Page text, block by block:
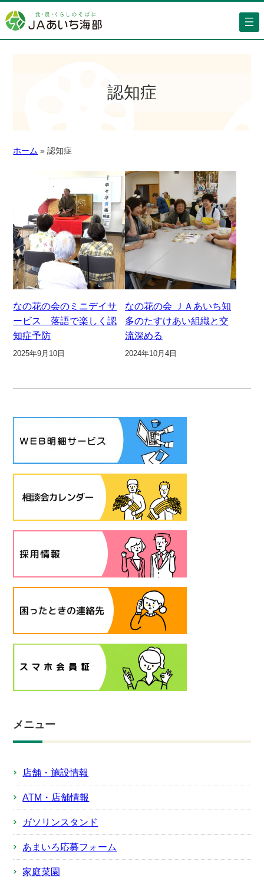
認知症
ホーム » 認知症
なの花の会のミニデイサ
ービス 落語で楽しく認
知症予防
2025年9月10日
なの花の会 ＪＡあいち知
多のたすけあい組織と交
流深める
2024年10月4日
メニュー
店舗・施設情報
ATM・店舗情報
ガソリンスタンド
あまいろ応募フォーム
家庭菜園